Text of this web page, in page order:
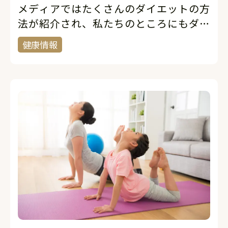
メディアではたくさんのダイエットの方
法が紹介され、私たちのところにもダイ
エット希望でトレーニングを受けに来ら
れる方も多くいらっしゃいます。「5㎏
健康情報